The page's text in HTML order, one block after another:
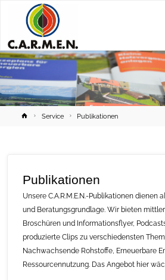
HomeService Publikationen
Publikationen
Unsere C.A.R.M.E.N.-Publikationen dienen
und Beratungsgrundlage. Wir bieten
Broschüren und Informationsflyer,
produzierte Clips zu verschiedensten
Nachwachsende Rohstoffe, Erneuerbare
Ressourcennutzung. Das Angebot hier